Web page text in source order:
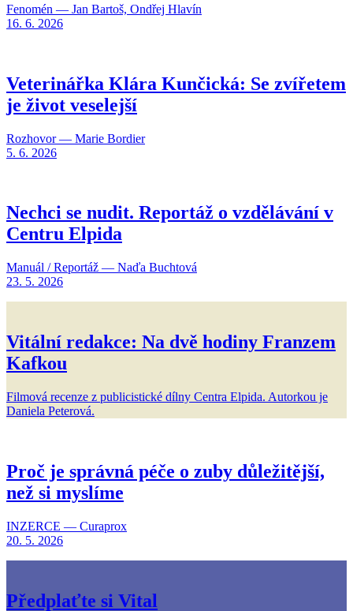
Fenomén — Jan Bartoš, Ondřej Hlavín
16. 6. 2026
Veterinářka Klára Kunčická: Se zvířetem
je život veselejší
Rozhovor — Marie Bordier
5. 6. 2026
Nechci se nudit. Reportáž o vzdělávání v
Centru Elpida
Manuál / Reportáž — Naďa Buchtová
23. 5. 2026
Vitální redakce: Na dvě hodiny Franzem
Kafkou
Filmová recenze z publicistické dílny Centra Elpida. Autorkou je
Daniela Peterová.
Proč je správná péče o zuby důležitější,
než si myslíme
INZERCE — Curaprox
20. 5. 2026
Předplaťte si Vital